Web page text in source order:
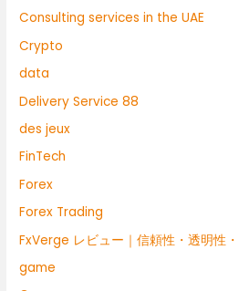
Consulting services in the UAE
Crypto
data
Delivery Service 88
des jeux
FinTech
Forex
Forex Trading
FxVerge レビュー｜信頼性・透明性
game